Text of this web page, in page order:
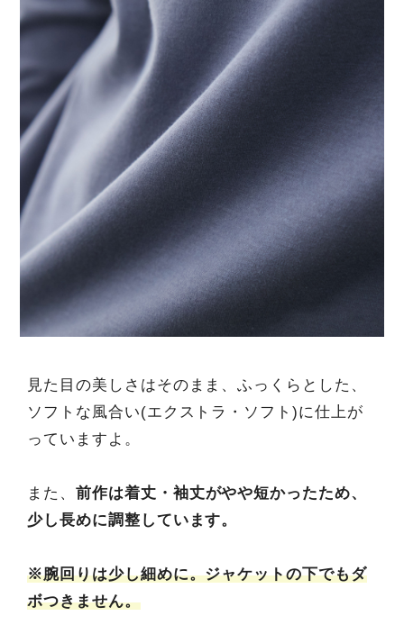
見た目の美しさはそのまま、ふっくらとした、
ソフトな風合い(エクストラ・ソフト)に仕上が
っていますよ。
また、 前作は着丈・袖丈がやや短かったため、
少し長めに調整しています。
※腕回りは少し細めに。ジャケットの下でもダ
ボつきません。